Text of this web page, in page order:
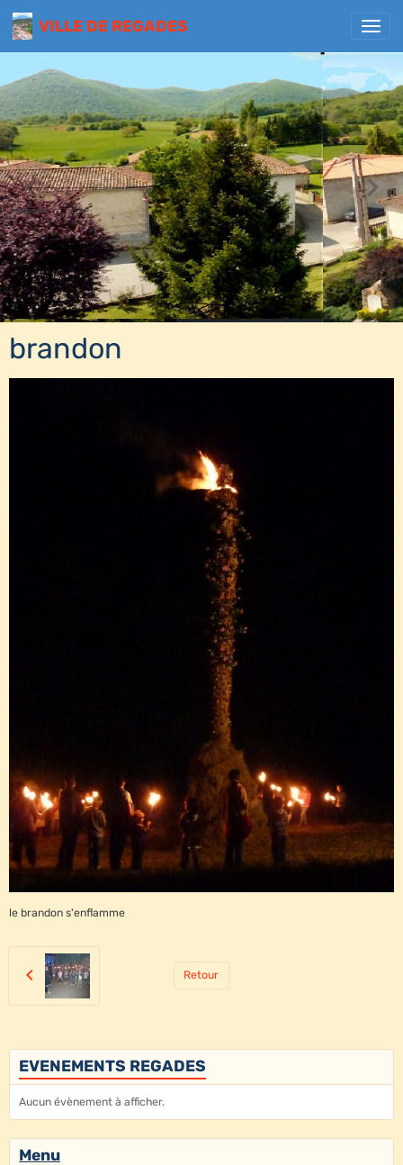
VILLE DE REGADES
brandon
le brandon s'enflamme
Retour
EVENEMENTS REGADES
Aucun évènement à afficher.
Menu